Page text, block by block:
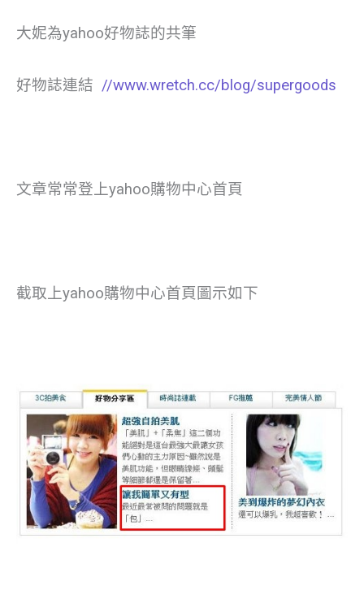
大妮為yahoo好物誌的共筆
好物誌連結 //www.wretch.cc/blog/supergoods
文章常常登上yahoo購物中心首頁
截取上yahoo購物中心首頁圖示如下